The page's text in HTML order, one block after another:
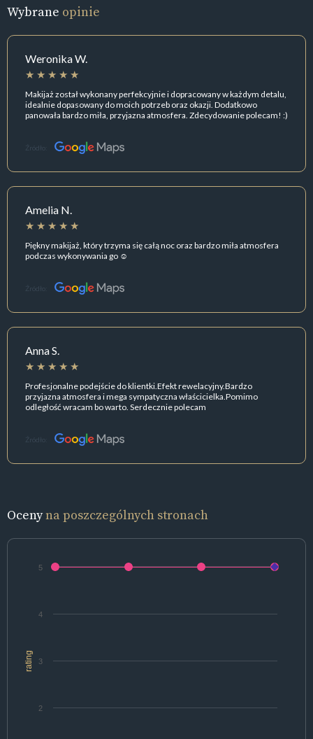
Wybrane opinie
Weronika W.
Makijaż został wykonany perfekcyjnie i dopracowany w każdym detalu,
idealnie dopasowany do moich potrzeb oraz okazji. Dodatkowo
panowała bardzo miła, przyjazna atmosfera. Zdecydowanie polecam! :)
Źródło:
Amelia N.
Piękny makijaż, który trzyma się całą noc oraz bardzo miła atmosfera
podczas wykonywania go ☺️
Źródło:
Anna S.
Profesjonalne podejście do klientki.Efekt rewelacyjny.Bardzo
przyjazna atmosfera i mega sympatyczna właścicielka.Pomimo
odległość wracam bo warto. Serdecznie polecam
Źródło:
Ocenyna poszczególnych stronach
rating
2
3
4
5